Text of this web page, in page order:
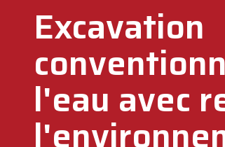
Excavation
l'eau avec